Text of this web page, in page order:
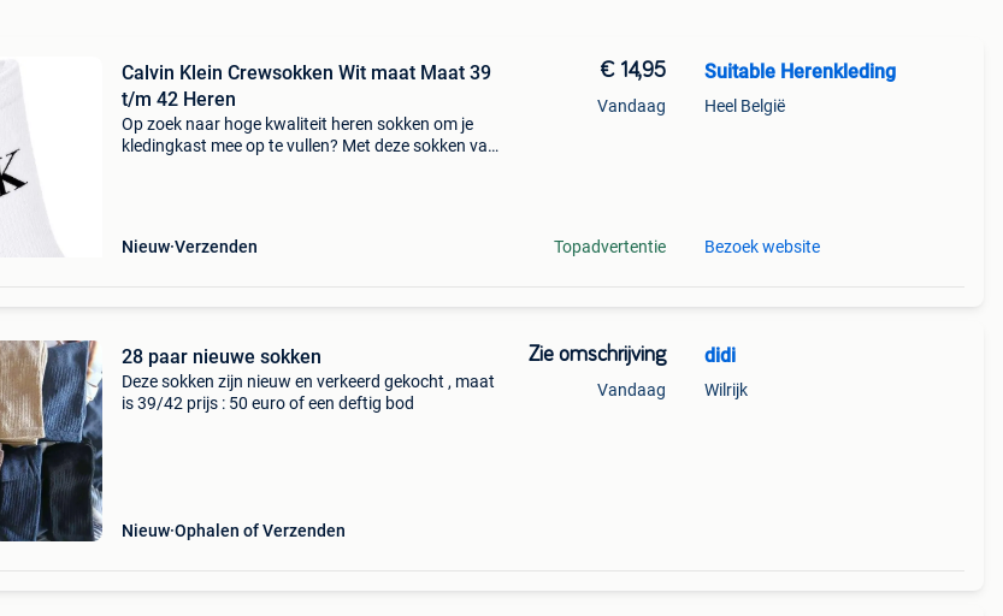
Calvin Klein Crewsokken Wit maat Maat 39
t/m 42 Heren
Op zoek naar hoge kwaliteit heren sokken om je
kledingkast mee op te vullen? Met deze sokken van
Nieuw Verzenden
€ 14,95
Vandaag
Topadvertentie
Suitable Herenkleding
Heel België
Bezoek website
28 paar nieuwe sokken
Deze sokken zijn nieuw en verkeerd gekocht , maat
is 39/42 prijs : 50 euro of een deftig bod
Nieuw Ophalen of Verzenden
Zie omschrijving
Vandaag
didi
Wilrijk